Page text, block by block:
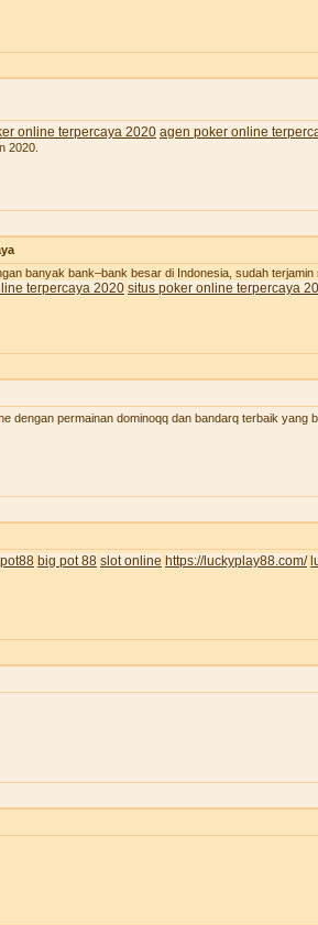
online terpercaya 2020 agen poker online
2020.
banyak bank–bank besar di Indonesia, sudah
terpercaya 2020 situs poker online terpercaya
dengan permainan dominoqq dan bandarq terbaik yang
big pot 88 slot online https://luckyplay88.com/